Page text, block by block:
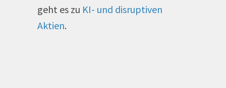
geht es zu KI- und disruptiven
Aktien.